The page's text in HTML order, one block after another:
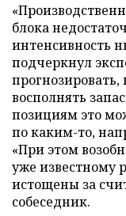
блока
интенсивность
подчеркнул
восполнять
позициям это
по каким-то,
«При этом
уже известному
истощены за
собеседник.